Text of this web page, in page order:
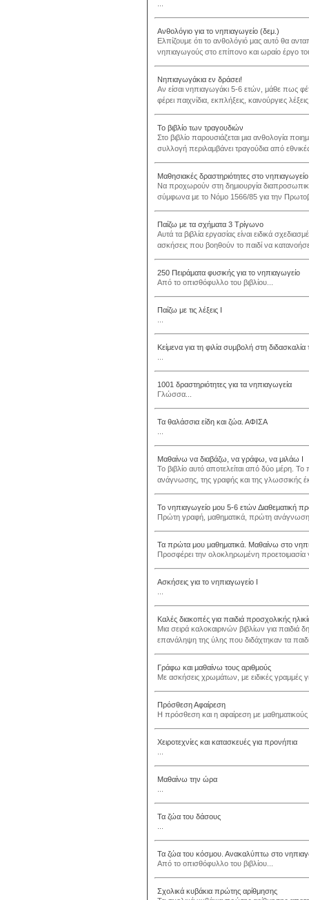
Ανθολόγιο για το νηπιαγωγείο (δεμ.)
Ελπίζουμε ότι το ανθολόγιό μας αυτό θα
νηπιαγωγούς στο επίπονο και ωραίο έργο
Νηπιαγωγάκια εν δράσει!
Αν είσαι νηπιαγωγάκι 5-6 ετών, μάθε πως
φέρει παιχνίδια, εκπλήξεις, καινούργιες
Το βιβλίο των τραγουδιών
Στο βιβλίο παρουσιάζεται μια ανθολογία
συλλογή περιλαμβάνει τραγούδια από
Μαθησιακές δραστηριότητες στο νηπιαγωγείο
Να προχωρούν στη δημιουργία
σύμφωνα με το Νόμο 1566/85 για την
Παίζω με τα σχήματα 3 Τρίγωνο
Αυτά τα βιβλία εργασίας είναι ειδικά
ασκήσεις που βοηθούν το παιδί να
250 Πειράματα φυσικής για το νηπιαγωγείο
Από το οπισθόφυλλο του βιβλίου...
Παίζω με τις λέξεις Ι
Κείμενα για τη φιλία συμβολή στη διδασκαλία
1001 δραστηριότητες για τα νηπιαγωγεία
Γλώσσα...
Τα θαλάσσια είδη και ζώα. ΑΦΙΣΑ
Μαθαίνω να διαβάζω, να γράφω, να μιλάω Ι
Το βιβλίο αυτό αποτελείται από δύο μέρη.
ανάγνωσης, της γραφής και της γλωσσικής
Το νηπιαγωγείο μου 5-6 ετών Διαθεματική
Πρώτη γραφή, μαθηματικά, πρώτη
Τα πρώτα μου μαθηματικά. Μαθαίνω στο
Προσφέρει την ολοκληρωμένη
Ασκήσεις για το νηπιαγωγείο Ι
Καλές διακοπές για παιδιά προσχολικής
Μια σειρά καλοκαιρινών βιβλίων για παιδιά
επανάληψη της ύλης που διδάχτηκαν τα
Γράφω και μαθαίνω τους αριθμούς
Με ασκήσεις χρωμάτων, με ειδικές γραμμές
Πρόσθεση Αφαίρεση
Η πρόσθεση και η αφαίρεση με μαθηματικούς
Χειροτεχνίες και κατασκευές για προνήπια
Μαθαίνω την ώρα
Τα ζώα του δάσους
Τα ζώα του κόσμου. Ανακαλύπτω στο
Από το οπισθόφυλλο του βιβλίου...
Σχολικά κυβάκια πρώτης αρίθμησης